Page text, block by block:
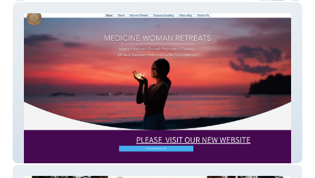
Medicine Woman Retreats